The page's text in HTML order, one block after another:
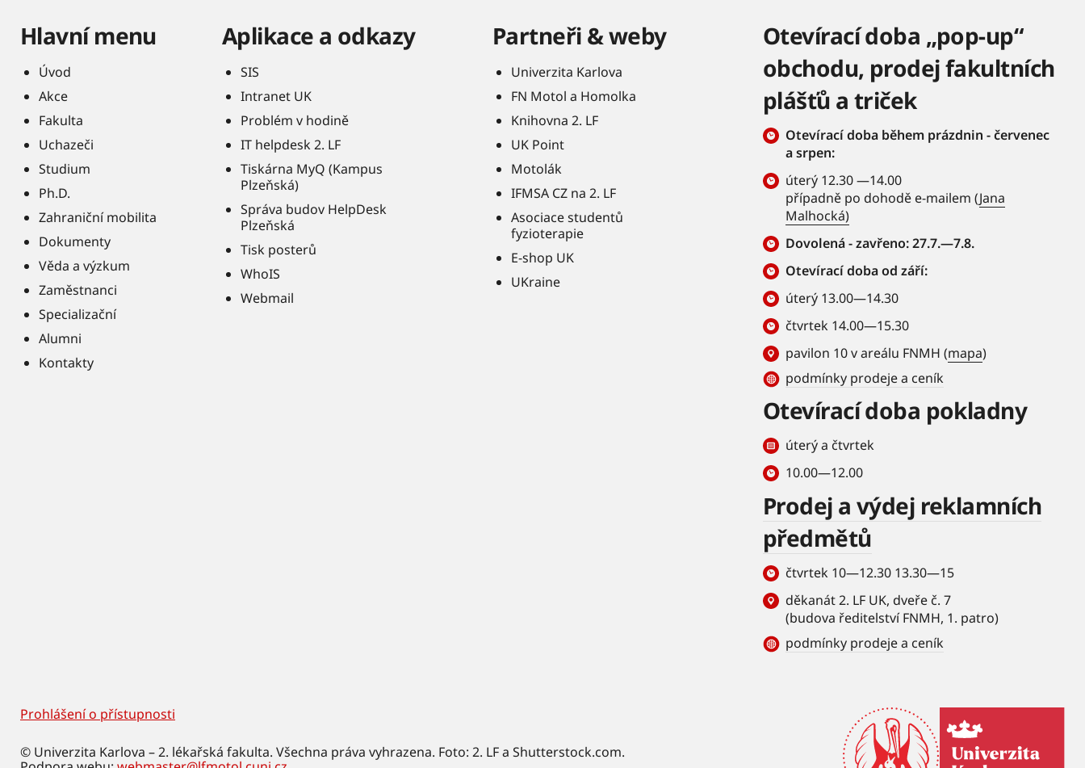
Hlavní menu
Úvod
Akce
Fakulta
Uchazeči
Studium
Ph.D.
Zahraniční mobilita
Dokumenty
Věda a výzkum
Zaměstnanci
Specializační
Alumni
Kontakty
Aplikace a odkazy
SIS
Intranet UK
Problém v hodině
IT helpdesk 2. LF
Tiskárna MyQ (Kampus
Plzeňská)
Správa budov HelpDesk
Plzeňská
Tisk posterů
WhoIS
Webmail
Partneři & weby
Univerzita Karlova
FN Motol a Homolka
Knihovna 2. LF
UK Point
Motolák
IFMSA CZ na 2. LF
Asociace studentů
fyzioterapie
E-shop UK
UKraine
Otevírací doba „pop-up“
obchodu, prodej fakultních
plášťů a triček
Otevírací doba během prázdnin - červenec
a srpen:
úterý 12.30 —14.00
případně po dohodě e-mailem (Jana
Malhocká)
Dovolená - zavřeno: 27.7.—7.8.
Otevírací doba od září:
úterý 13.00—14.30
čtvrtek 14.00—15.30
pavilon 10 v areálu FNMH (mapa)
podmínky prodeje a ceník
Otevírací doba pokladny
úterý a čtvrtek
10.00—12.00
Prodej a výdej reklamních
předmětů
čtvrtek 10—12.30 13.30—15
děkanát 2. LF UK, dveře č. 7
(budova ředitelství FNMH, 1. patro)
podmínky prodeje a ceník
Footer
Prohlášení o přístupnosti
© Univerzita Karlova – 2. lékařská fakulta. Všechna práva vyhrazena. Foto: 2. LF a Shutterstock.com.